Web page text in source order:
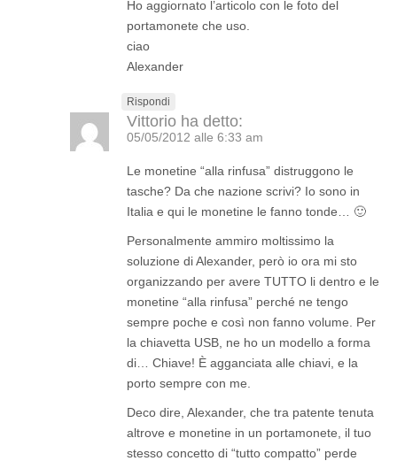
Ho aggiornato l’articolo con le foto del
portamonete che uso.
ciao
Alexander
Rispondi
Vittorio ha detto:
05/05/2012 alle 6:33 am
Le monetine “alla rinfusa” distruggono le
tasche? Da che nazione scrivi? Io sono in
Italia e qui le monetine le fanno tonde… 🙂
Personalmente ammiro moltissimo la
soluzione di Alexander, però io ora mi sto
organizzando per avere TUTTO li dentro e le
monetine “alla rinfusa” perché ne tengo
sempre poche e così non fanno volume. Per
la chiavetta USB, ne ho un modello a forma
di… Chiave! È agganciata alle chiavi, e la
porto sempre con me.
Deco dire, Alexander, che tra patente tenuta
altrove e monetine in un portamonete, il tuo
stesso concetto di “tutto compatto” perde